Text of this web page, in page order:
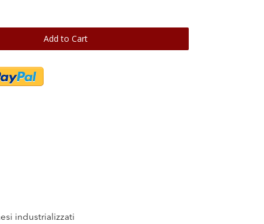
Add to Cart
industrializzati